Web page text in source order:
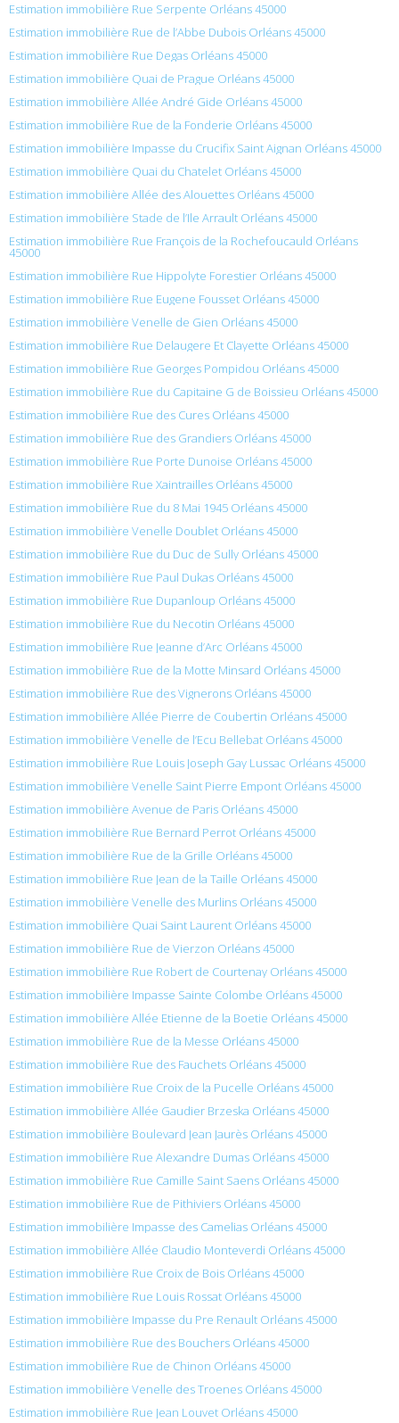
Estimation immobilière Rue Serpente Orléans 45000
Estimation immobilière Rue de l’Abbe Dubois Orléans 45000
Estimation immobilière Rue Degas Orléans 45000
Estimation immobilière Quai de Prague Orléans 45000
Estimation immobilière Allée André Gide Orléans 45000
Estimation immobilière Rue de la Fonderie Orléans 45000
Estimation immobilière Impasse du Crucifix Saint Aignan Orléans 45000
Estimation immobilière Quai du Chatelet Orléans 45000
Estimation immobilière Allée des Alouettes Orléans 45000
Estimation immobilière Stade de l’Ile Arrault Orléans 45000
Estimation immobilière Rue François de la Rochefoucauld Orléans
45000
Estimation immobilière Rue Hippolyte Forestier Orléans 45000
Estimation immobilière Rue Eugene Fousset Orléans 45000
Estimation immobilière Venelle de Gien Orléans 45000
Estimation immobilière Rue Delaugere Et Clayette Orléans 45000
Estimation immobilière Rue Georges Pompidou Orléans 45000
Estimation immobilière Rue du Capitaine G de Boissieu Orléans 45000
Estimation immobilière Rue des Cures Orléans 45000
Estimation immobilière Rue des Grandiers Orléans 45000
Estimation immobilière Rue Porte Dunoise Orléans 45000
Estimation immobilière Rue Xaintrailles Orléans 45000
Estimation immobilière Rue du 8 Mai 1945 Orléans 45000
Estimation immobilière Venelle Doublet Orléans 45000
Estimation immobilière Rue du Duc de Sully Orléans 45000
Estimation immobilière Rue Paul Dukas Orléans 45000
Estimation immobilière Rue Dupanloup Orléans 45000
Estimation immobilière Rue du Necotin Orléans 45000
Estimation immobilière Rue Jeanne d’Arc Orléans 45000
Estimation immobilière Rue de la Motte Minsard Orléans 45000
Estimation immobilière Rue des Vignerons Orléans 45000
Estimation immobilière Allée Pierre de Coubertin Orléans 45000
Estimation immobilière Venelle de l’Ecu Bellebat Orléans 45000
Estimation immobilière Rue Louis Joseph Gay Lussac Orléans 45000
Estimation immobilière Venelle Saint Pierre Empont Orléans 45000
Estimation immobilière Avenue de Paris Orléans 45000
Estimation immobilière Rue Bernard Perrot Orléans 45000
Estimation immobilière Rue de la Grille Orléans 45000
Estimation immobilière Rue Jean de la Taille Orléans 45000
Estimation immobilière Venelle des Murlins Orléans 45000
Estimation immobilière Quai Saint Laurent Orléans 45000
Estimation immobilière Rue de Vierzon Orléans 45000
Estimation immobilière Rue Robert de Courtenay Orléans 45000
Estimation immobilière Impasse Sainte Colombe Orléans 45000
Estimation immobilière Allée Etienne de la Boetie Orléans 45000
Estimation immobilière Rue de la Messe Orléans 45000
Estimation immobilière Rue des Fauchets Orléans 45000
Estimation immobilière Rue Croix de la Pucelle Orléans 45000
Estimation immobilière Allée Gaudier Brzeska Orléans 45000
Estimation immobilière Boulevard Jean Jaurès Orléans 45000
Estimation immobilière Rue Alexandre Dumas Orléans 45000
Estimation immobilière Rue Camille Saint Saens Orléans 45000
Estimation immobilière Rue de Pithiviers Orléans 45000
Estimation immobilière Impasse des Camelias Orléans 45000
Estimation immobilière Allée Claudio Monteverdi Orléans 45000
Estimation immobilière Rue Croix de Bois Orléans 45000
Estimation immobilière Rue Louis Rossat Orléans 45000
Estimation immobilière Impasse du Pre Renault Orléans 45000
Estimation immobilière Rue des Bouchers Orléans 45000
Estimation immobilière Rue de Chinon Orléans 45000
Estimation immobilière Venelle des Troenes Orléans 45000
Estimation immobilière Rue Jean Louvet Orléans 45000